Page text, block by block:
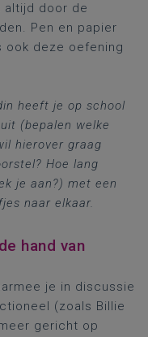
door de
Pen en papier
ook deze oefening
heeft je op school
(bepalen welke
hierover graag
Hoe lang
je aan?) met een
naar elkaar.
hand van
je in discussie
(zoals Billie
gericht op